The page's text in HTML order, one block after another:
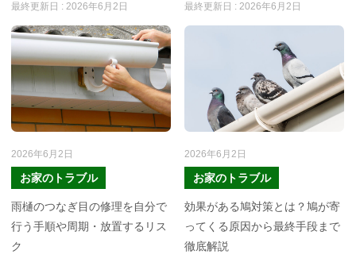
最終更新日 : 2026年6月2日 最終更新日 :2026年6月2日
2026年6月2日
お家のトラブル
雨樋のつなぎ目の修理を自分で
行う手順や周期・放置するリス
ク
2026年6月2日
お家のトラブル
効果がある鳩対策とは？鳩が寄
ってくる原因から最終手段まで
徹底解説